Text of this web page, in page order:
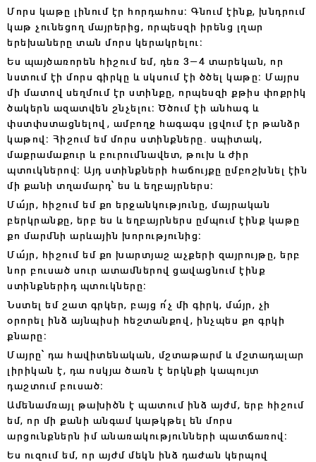
Մորս կաթը լինում էր հորդահոս։ Գնում էինք, խնդրում
կաթ չունեցող մայրերից, որպեսզի իրենց լղար
երեխաները տան մորս կերակրելու։
Ես պայծառորեն հիշում եմ, դեռ 3—4 տարեկան, որ
նստում էի մորս գիրկը և սկսում էի ծծել կաթը։ Մայրս
մի մատով սեղմում էր ստինքը, որպեսզի քթիս փոքրիկ
ծակերն ազատվեն շնչելու։ Ծծում էի անհագ և
փստփստացնելով, ամբողջ հագագս լցվում էր թանձր
կաթով։ Հիշում եմ մորս ստինքները․ սպիտակ,
մաքրամաքուր և բուրումնավետ, թուխ և ժիր
պտուկներով։ Այդ ստինքների հաճույքը ըմբոշխնել էին
մի քանի տղամարդ՝ ես և եղբայրներս։
Մա՜յր, հիշում եմ քո երջանկությունը, մայրական
բերկրանքը, երբ ես և եղբայրներս ըմպում էինք կաթը
քո մարմնի արևային խորությունից։
Մա՜յր, հիշում եմ քո խարտյաշ աչքերի զայրույթը, երբ
նոր բուսած սուր ատամներով ցավացնում էինք
ստինքներիդ պտուկները։
Նստել եմ շատ գրկեր, բայց ո՛չ մի գիրկ, մա՜յր, չի
օրորել ինձ այնպիսի հեշտանքով, ինչպես քո գրկի
քնարը։
Մայրը՝ դա հավիտենական, մշտաթարմ և մշտադալար
լիրիկան է, դա ոսկյա ծառն է երկնքի կապույտ
դաշտում բուսած։
Ամենամռայլ թախիծն է պատում ինձ այժմ, երբ հիշում
եմ, որ մի քանի անգամ կաթկթել են մորս
արցունքներն իմ անառակությունների պատճառով։
Ես ուզում եմ, որ այժմ մեկն ինձ դաժան կերպով